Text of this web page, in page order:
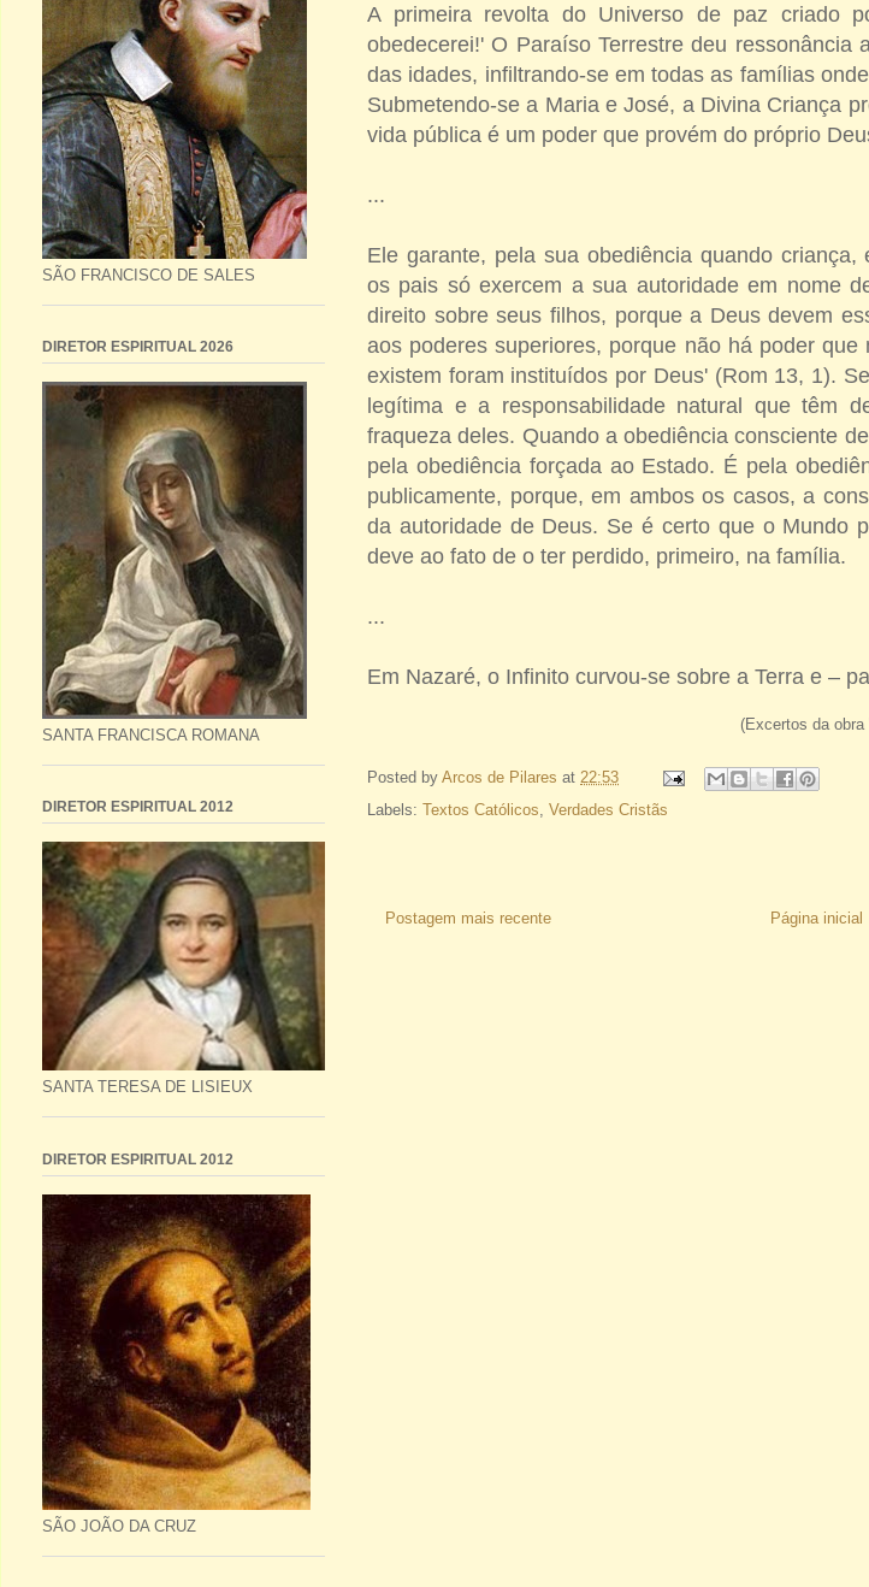
A primeira revolta do Universo de paz criado
obedecerei!' O Paraíso Terrestre deu ressonância
das idades, infiltrando-se em todas as famílias
Submetendo-se a Maria e José, a Divina Criança
vida pública é um poder que provém do próprio
...
Ele garante, pela sua obediência quando
os pais só exercem a sua autoridade em nome
direito sobre seus filhos, porque a Deus devem
aos poderes superiores, porque não há poder
existem foram instituídos por Deus' (Rom 13, 1).
legítima e a responsabilidade natural que têm
fraqueza deles. Quando a obediência consciente
pela obediência forçada ao Estado. É pela
publicamente, porque, em ambos os casos, a
da autoridade de Deus. Se é certo que o Mundo
deve ao fato de o ter perdido, primeiro, na família.
...
Em Nazaré, o Infinito curvou-se sobre a Terra e –
(Excertos da obra
Posted by Arcos de Pilares at 22:53
Labels: Textos Católicos Verdades Cristãs
Postagem mais recente Página inicial
SÃO FRANCISCO DE SALES
DIRETOR ESPIRITUAL 2026
SANTA FRANCISCA ROMANA
DIRETOR ESPIRITUAL 2012
SANTA TERESA DE LISIEUX
DIRETOR ESPIRITUAL 2012
SÃO JOÃO DA CRUZ